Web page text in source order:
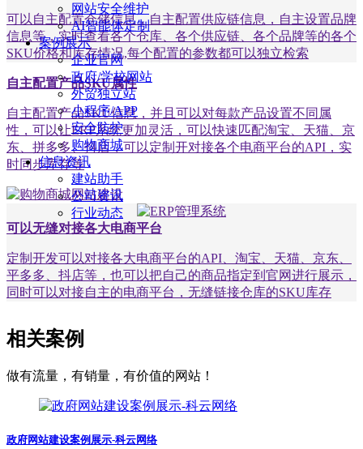
网站安全维护
AI智能体定制
案例展示
企业官网
政府/学校网站
外贸独立站
小程序/APP
安全防护
购物商城
信息资讯
建站助手
公司资讯
行业动态
可以自主配置仓储信息，自主配置供应链信息，自主设置品牌
信息等，实时查看各个仓库、各个供应链、各个品牌等的各个
SKU价格和库存情况,每个配置的参数都可以独立检索
自主配置产品SKU属性
自主配置产品SKU信息，并且可以对每款产品设置不同属
性，可以让ERP系统更加灵活，可以快速匹配淘宝、天猫、京
东、拼多多、抖店，可以定制开对接各个电商平台的API，实
时同步库存等
可以无缝对接各大电商平台
定制开发可以对接各大电商平台的API、淘宝、天猫、京东、
平多多、抖店等，也可以把自己的商品指定到官网进行展示，
同时可以对接自主的电商平台，无缝链接仓库的SKU库存
相关案例
做有流量，有销量，有价值的网站！
政府网站建设案例展示-科云网络